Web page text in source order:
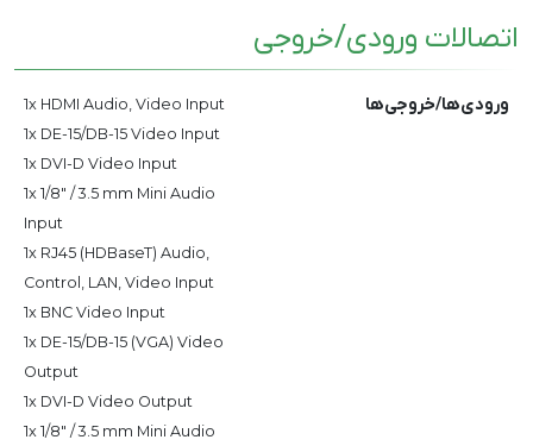
اتصالات ورودی/خروجی
ورودی‌ها/خروجی‌ها
1x HDMI Audio, Video Input
1x DE-15/DB-15 Video Input
1x DVI-D Video Input
1x 1/8" / 3.5 mm Mini Audio
Input
1x RJ45 (HDBaseT) Audio,
Control, LAN, Video Input
1x BNC Video Input
1x DE-15/DB-15 (VGA) Video
Output
1x DVI-D Video Output
1x 1/8" / 3.5 mm Mini Audio